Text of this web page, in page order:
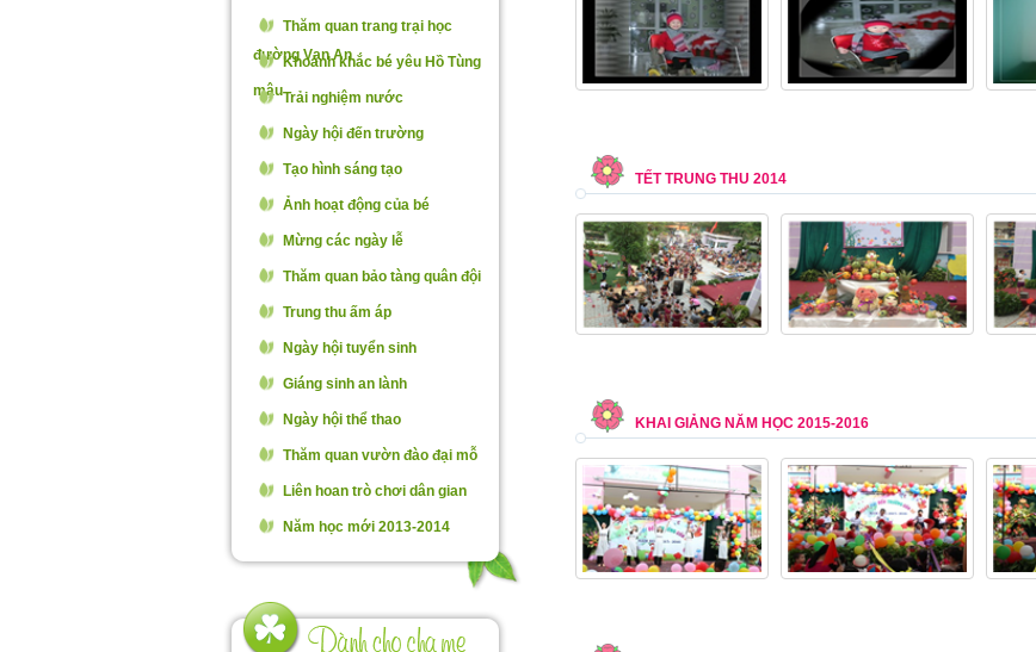
Thăm quan trang trại học
đường Vạn An
Khoảnh khắc bé yêu Hồ Tùng
mậuTrải nghiệm nước
Ngày hội đến trường
Tạo hình sáng tạo
Ảnh hoạt động của bé
Mừng các ngày lễ
Thăm quan bảo tàng quân đội
Trung thu ấm áp
Ngày hội tuyển sinh
Giáng sinh an lành
Ngày hội thể thao
Thăm quan vườn đào đại mỗ
Liên hoan trò chơi dân gian
Năm học mới 2013-2014
TẾT TRUNG THU 2014
KHAI GIẢNG NĂM HỌC 2015-2016